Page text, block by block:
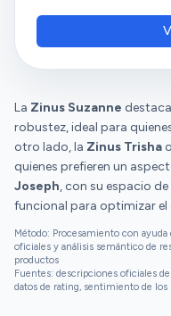
otro sitio,
apenas ocupan
coloca. Los clientes
silencio y las
La Zinus Suzanne
robustez, ideal para
otro lado, la Zinus Trisha
quienes prefieren un
Joseph, con su espacio
funcional para optimizar
Método: Procesamiento con
oficiales y análisis semántico de
productos
Fuentes: descripciones oficiales
datos de rating, sentimiento de